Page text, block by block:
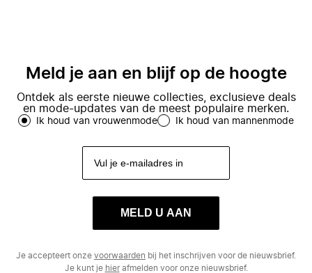
Meld je aan en blijf op de hoogte
Ontdek als eerste nieuwe collecties, exclusieve deals
en mode-updates van de meest populaire merken.
Ik houd van vrouwenmode Ik houd van mannenmode
MELD U AAN
Je accepteert onze voorwaarden bij het inschrijven voor de nieuwsbrief.
Je kunt je hierafmelden voor onze nieuwsbrief.